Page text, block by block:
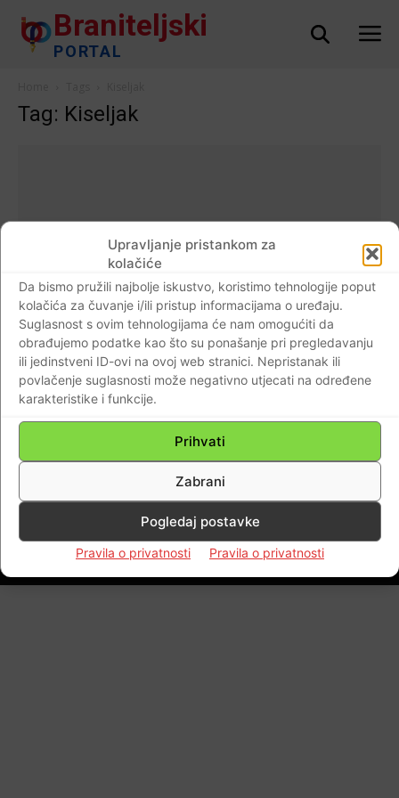
Upravljanje pristankom za
kolačiće
Da bismo pružili najbolje iskustvo, koristimo tehnologije poput
kolačića za čuvanje i/ili pristup informacijama o uređaju.
Suglasnost s ovim tehnologijama će nam omogućiti da
obrađujemo podatke kao što su ponašanje pri pregledavanju
ili jedinstveni ID-ovi na ovoj web stranici. Nepristanak ili
povlačenje suglasnosti može negativno utjecati na određene
karakteristike i funkcije.
Prihvati
Zabrani
Pogledaj postavke
Pravila o privatnosti Pravila o privatnosti
Braniteljski
PORTAL
Tag: Kiseljak
IN MEMORIAM
16. kolovoza 1993. Kiseljak (Žepče)–
nepoznati stravični zločin nad Hrvatima
Kontaktirajte nas Pravila o privatnosti
© Newspaper WordPress Theme by TagDiv